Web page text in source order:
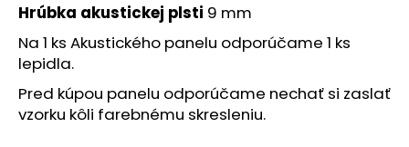
Hrúbka akustickej plsti 9 mm
Na 1 ks Akustického panelu odporúčame 1 ks
lepidla.
Pred kúpou panelu odporúčame nechať si zaslať
vzorku kôli farebnému skresleniu.
O
d
p
o
r
ú